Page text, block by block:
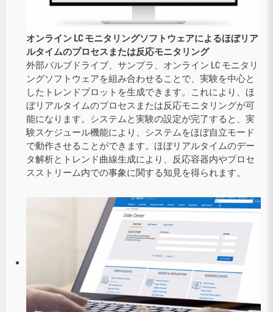
オンライン LC モニタリングソフトウェアによるほぼリア
ルタイムのプロセスまたは反応モニタリング
外部バルブドライブ、サンプラ、オンライン LC モニタリ
ングソフトウェアを組み合わせることで、実験を中心と
したトレンドプロットを生成できます。これにより、ほ
ぼリアルタイムのプロセスまたは反応モニタリングが可
能になります。システムと実験の設定が完了すると、実
験スケジュール機能により、システムをほぼ自立モード
で動作させることができます。ほぼリアルタイムのデー
タ解析とトレンド曲線生成により、反応容器内やプロセ
スストリーム内での事象に関する知見を得られます。